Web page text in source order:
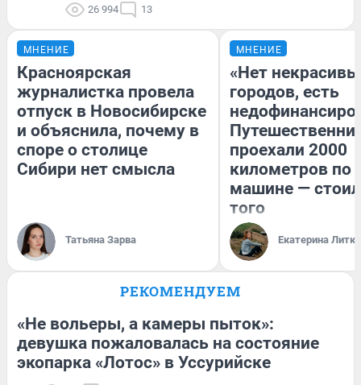
26 994 13
МНЕНИЕ
Красноярская
журналистка провела
отпуск в Новосибирске
и объяснила, почему в
споре о столице
Сибири нет смысла
Татьяна Зарва
МНЕНИЕ
«Нет
городов, есть
проехали 2000
километров по
машине —
того
Екатерина
РЕКОМЕНДУЕМ
«Не вольеры, а камеры пыток»:
девушка пожаловалась на состояние
экопарка «Лотос» в Уссурийске